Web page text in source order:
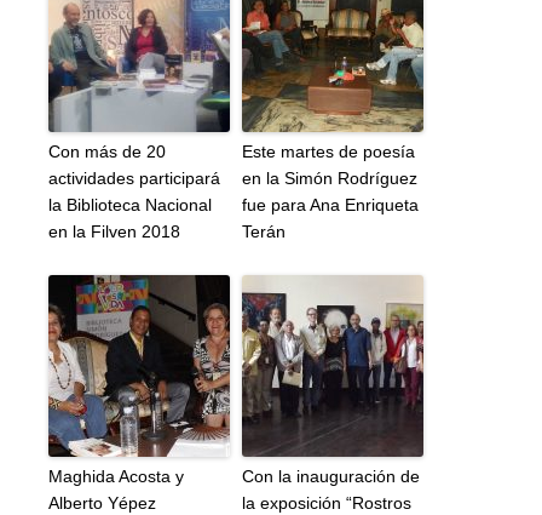
Con más de 20
actividades participará
la Biblioteca Nacional
en la Filven 2018
Este martes de poesía
en la Simón Rodríguez
fue para Ana Enriqueta
Terán
Maghida Acosta y
Alberto Yépez
Con la inauguración de
la exposición “Rostros